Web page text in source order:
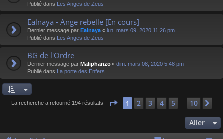
Publié dans Les Anges de Zeus
Ealnaya - Ange rebelle [En cours]
Dernier message par Ealnaya « lun. mars 09, 2020 11:26 pm
Publié dans Les Anges de Zeus
BG de l'Ordre
Dernier message par Maliphanzo « dim. mars 08, 2020 5:48 pm
Publié dans La porte des Enfers
La recherche a retourné 194 résultats Page 1sur 10
1 2 3 4 5 10
Aller